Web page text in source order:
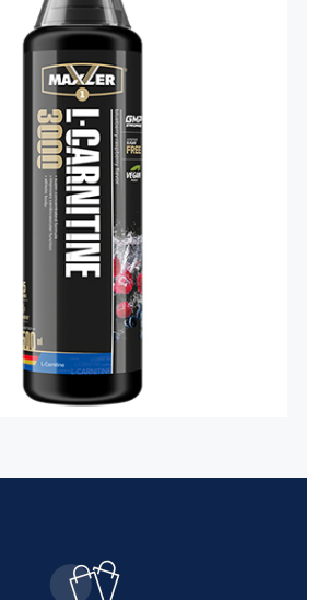
Liquid Comfortable Shape
3000 – 500 ml
Mršavko Svi proizvodi
1.800,00рсд